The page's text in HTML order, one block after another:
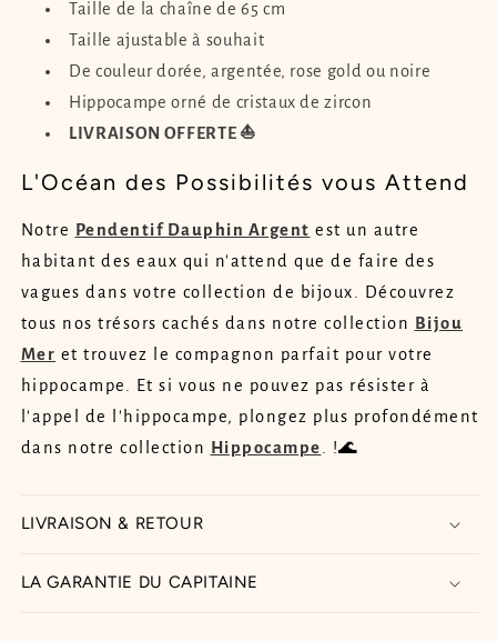
Taille de la chaîne de 65 cm
Taille ajustable à souhait
De couleur dorée, argentée, rose gold ou noire
Hippocampe orné de cristaux de zircon
LIVRAISON OFFERTE ⛵
L'Océan des Possibilités vous Attend
Notre Pendentif Dauphin Argent est un autre
habitant des eaux qui n'attend que de faire des
vagues dans votre collection de bijoux. Découvrez
tous nos trésors cachés dans notre collection Bijou
Mer et trouvez le compagnon parfait pour votre
hippocampe. Et si vous ne pouvez pas résister à
l'appel de l'hippocampe, plongez plus profondément
dans notre collection
Hippocampe. !🌊
LIVRAISON & RETOUR
LA GARANTIE DU CAPITAINE